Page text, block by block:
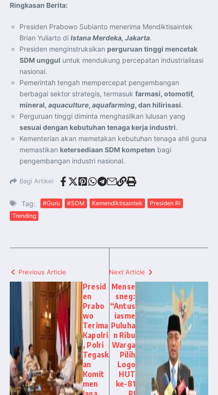
Ringkasan Berita:
Presiden Prabowo Subianto menerima Mendiktisaintek
Brian Yuliarto di Istana Merdeka, Jakarta.
Presiden menginstruksikan perguruan tinggi mencetak
SDM unggul untuk mendukung percepatan industrialisasi
nasional.
Pemerintah tengah mempercepat pengembangan
berbagai sektor strategis, termasuk farmasi, otomotif,
mineral, aquaculture, aquafarming, dan hilirisasi.
Perguruan tinggi diminta menghasilkan lulusan yang
sesuai dengan kebutuhan tenaga kerja industri.
Kementerian akan memetakan kebutuhan tenaga ahli guna
memastikan ketersediaan SDM kompeten bagi
pengembangan industri nasional.
Bagi Artikel
Tag: #Guru #SDM Kemendiktisaintek
Presiden RI
Trending
Previous Article
Presid
en
Prabo
wo
Terima
Kapolri
, Polri
Tegask
an
Komit
men
Next Article
Mense
sneg:
“Antus
iasme
Puluha
n Ribu
Warga
Pilih
Logo
HUT
ke-81